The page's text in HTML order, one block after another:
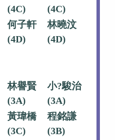
(4C)
(4C)
何子軒
(4D)
林曉汶
(4D)
林譽賢
(3A)
小?駿治
(3A)
黃瑋橋
(3C)
程銘謙
(3B)